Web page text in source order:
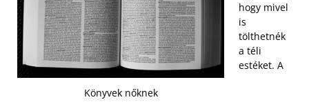
Könyvek nőknek
hogy mivel
is
tölthetnék
a téli
estéket. A